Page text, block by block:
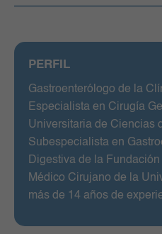
PERFIL
Gastroenterólogo de la
Especialista en Cirugía
Universitaria de Ciencias
Subespecialista en
Digestiva de la
Médico Cirujano de la
más de 14 años de